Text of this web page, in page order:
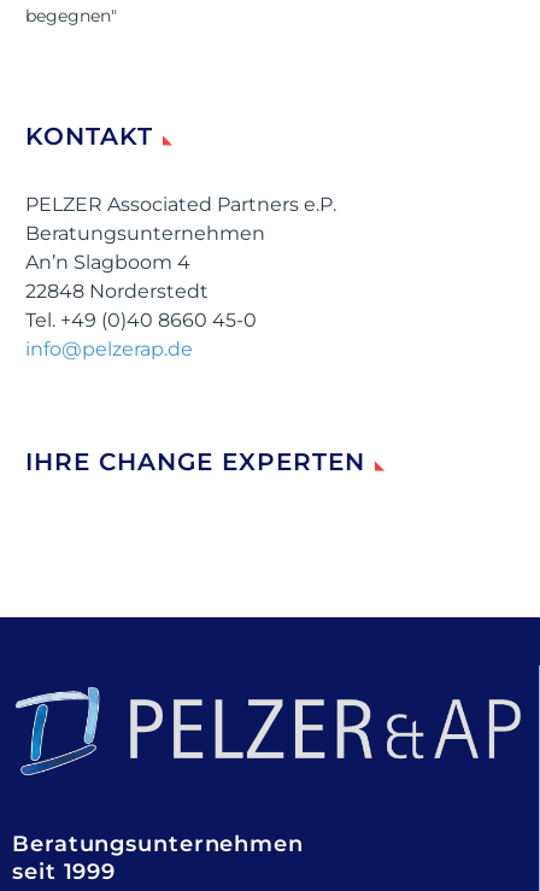
begegnen"
KONTAKT
PELZER Associated Partners e.P.
Beratungsunternehmen
An’n Slagboom 4
22848 Norderstedt
Tel. +49 (0)40 8660 45-0
info@pelzerap.de
IHRE CHANGE EXPERTEN
Beratungsunternehmen
seit 1999